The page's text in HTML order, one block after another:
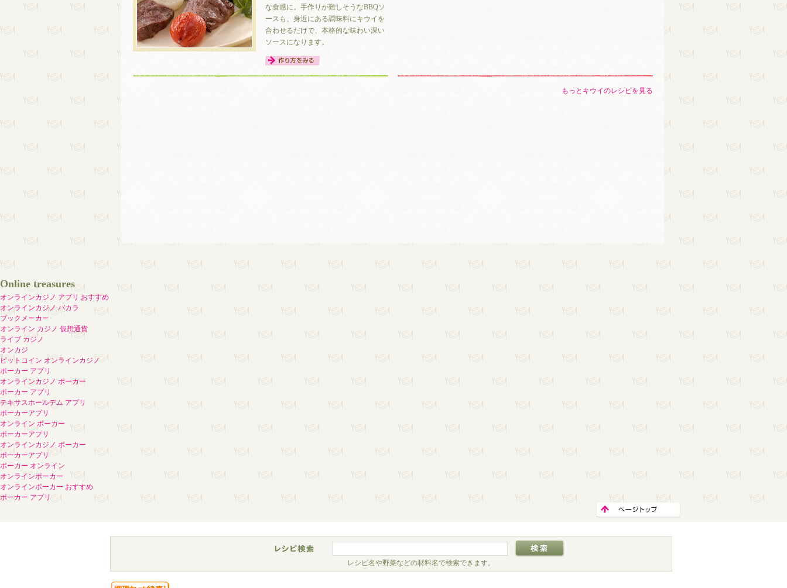
な食感に。手作りが難しそうなBBQソ
ースも、身近にある調味料にキウイを
合わせるだけで、本格的な味わい深い
ソースになります。
もっとキウイのレシピを見る
Online treasures
オンラインカジノ アプリ おすすめ
オンラインカジノ バカラ
ブックメーカー
オンライン カジノ 仮想通貨
ライブ カジノ
オンカジ
ビットコイン オンラインカジノ
ポーカー アプリ
オンラインカジノ ポーカー
ポーカー アプリ
テキサスホールデム アプリ
ポーカーアプリ
オンライン ポーカー
ポーカーアプリ
オンラインカジノ ポーカー
ポーカーアプリ
ポーカー オンライン
オンラインポーカー
オンラインポーカー おすすめ
ポーカー アプリ
レシピ名や野菜などの材料名で検索できます。